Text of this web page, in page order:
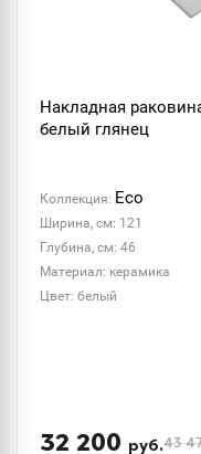
Накладная
белый глянец
Коллекция: Eco
Ширина, см: 121
Глубина, см: 46
Материал: керамика
Цвет: белый
32 200 руб.43